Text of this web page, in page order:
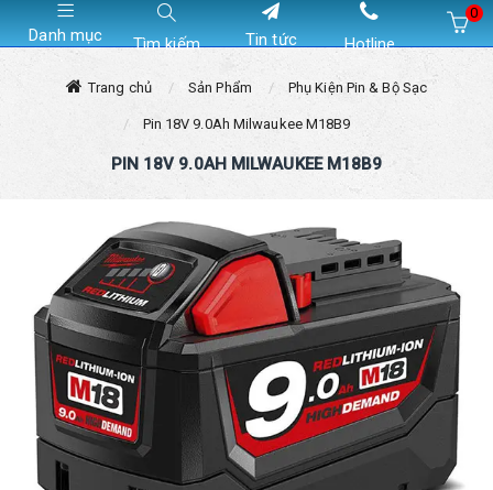
Danh mục Tìm kiếm Tin tức Hotline
0
Trang chủ Sản Phẩm Phụ Kiện Pin & Bộ Sạc
Pin 18V 9.0Ah Milwaukee M18B9
PIN 18V 9.0AH MILWAUKEE M18B9